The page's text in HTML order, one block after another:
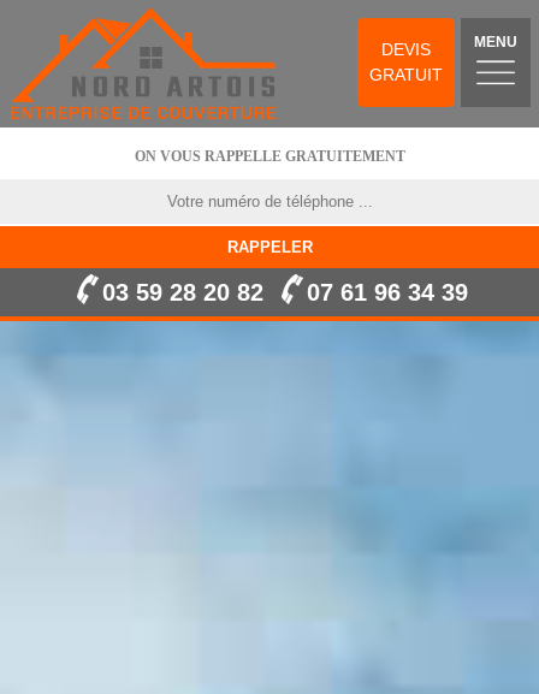
DEVIS
GRATUIT
MENU
ON VOUS RAPPELLE GRATUITEMENT
03 59 28 20 82 07 61 96 34 39